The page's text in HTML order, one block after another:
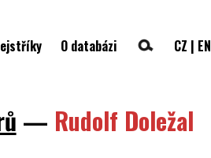
O databázi CZ | EN
— Rudolf Doležal